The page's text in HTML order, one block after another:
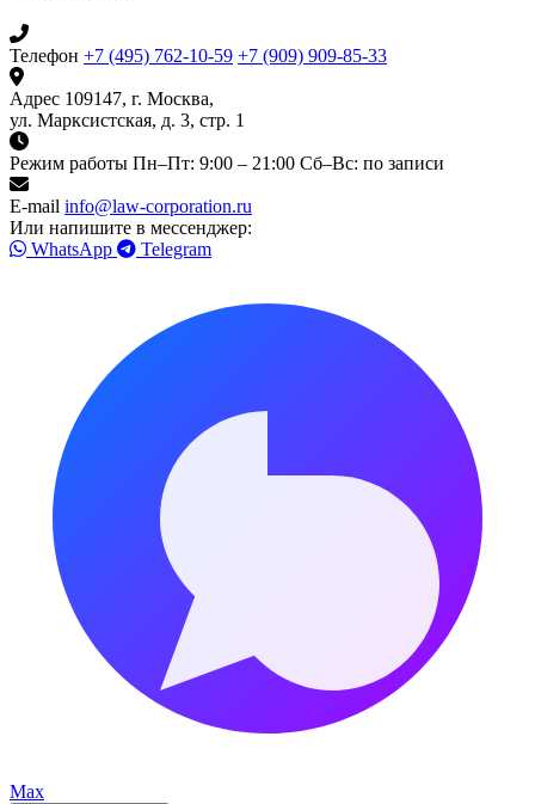
Телефон +7 (495) 762-10-59 +7 (909) 909-85-33
Адрес 109147, г. Москва,
ул. Марксистская, д. 3, стр. 1
Режим работы Пн–Пт: 9:00 – 21:00 Сб–Вс: по записи
E-mail info@law-corporation.ru
Или напишите в мессенджер:
WhatsApp
Telegram
Max